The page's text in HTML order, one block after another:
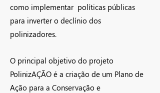
como implementar políticas públicas
para inverter o declínio dos
polinizadores.
O principal objetivo do projeto
PolinizAÇÃO é a criação de um Plano de
Ação para a Conservação e